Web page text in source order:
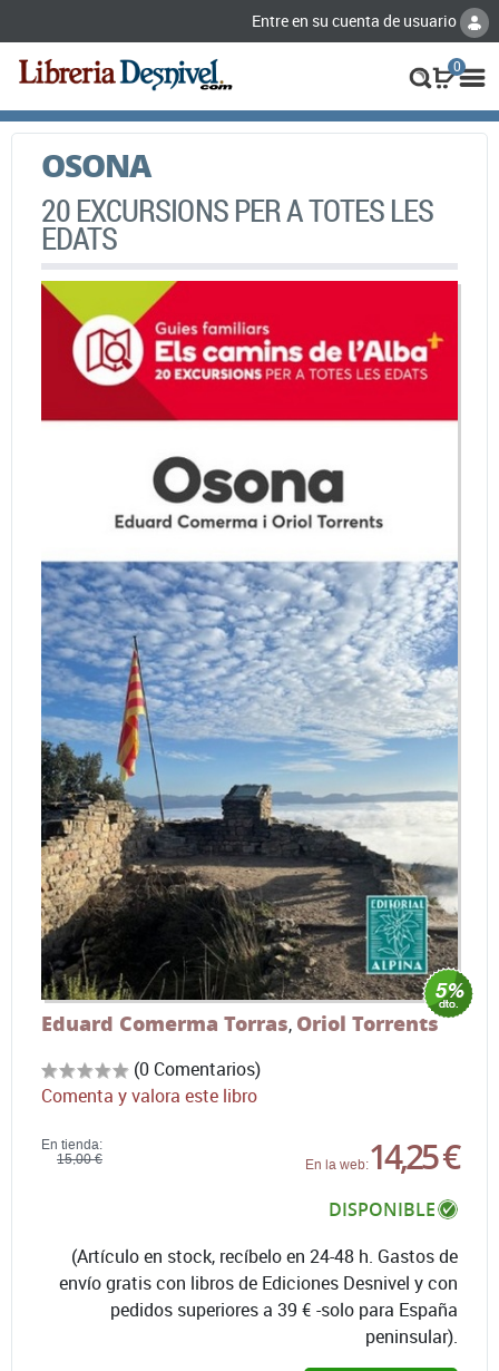
Entre en su cuenta de usuario
0
OSONA
20 EXCURSIONS PER A TOTES LES
EDATS
Eduard Comerma Torras, Oriol Torrents
(0 Comentarios)
Comenta y valora este libro
En tienda:
15,00 €
En la web:14,25 €
DISPONIBLE
(Artículo en stock, recíbelo en 24-48 h. Gastos de
envío gratis con libros de Ediciones Desnivel y con
pedidos superiores a 39 € -solo para España
peninsular).